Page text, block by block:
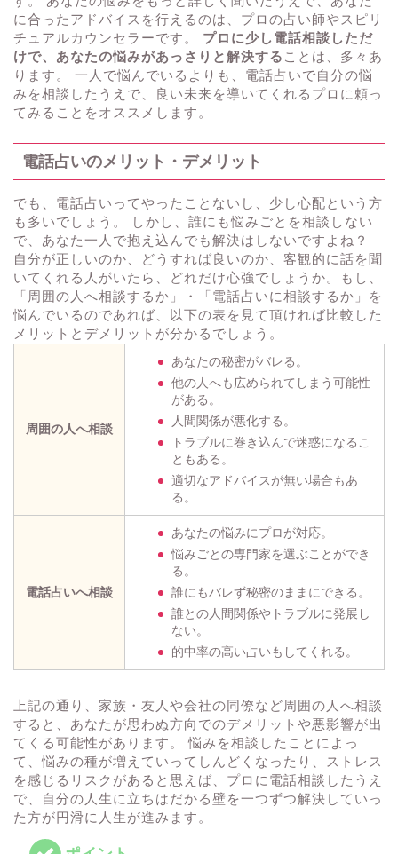
に合ったアドバイスを行えるのは、プロの占い師やスピリ
チュアルカウンセラーです。 プロに少し電話相談しただ
けで、あなたの悩みがあっさりと解決する ことは、多々あ
ります。 一人で悩んでいるよりも、電話占いで自分の悩
みを相談したうえで、良い未来を導いてくれるプロに頼っ
てみることをオススメします。
電話占いのメリット・デメリット
でも、電話占いってやったことないし、少し心配という方
も多いでしょう。 しかし、誰にも悩みごとを相談しない
で、あなた一人で抱え込んでも解決はしないですよね？
自分が正しいのか、どうすれば良いのか、客観的に話を聞
いてくれる人がいたら、どれだけ心強でしょうか。もし、
「周囲の人へ相談するか」・「電話占いに相談するか」を
悩んでいるのであれば、以下の表を見て頂ければ比較した
メリットとデメリットが分かるでしょう。
周囲の人へ相談
あなたの秘密がバレる。
他の人へも広められてしまう可能性
がある。
人間関係が悪化する。
トラブルに巻き込んで迷惑になるこ
ともある。
適切なアドバイスが無い場合もあ
る。
電話占いへ相談
あなたの悩みにプロが対応。
悩みごとの専門家を選ぶことができ
る。
誰にもバレず秘密のままにできる。
誰との人間関係やトラブルに発展し
ない。
的中率の高い占いもしてくれる。
上記の通り、家族・友人や会社の同僚など周囲の人へ相談
すると、あなたが思わぬ方向でのデメリットや悪影響が出
てくる可能性があります。 悩みを相談したことによっ
て、悩みの種が増えていってしんどくなったり、ストレス
を感じるリスクがあると思えば、プロに電話相談したうえ
で、自分の人生に立ちはだかる壁を一つずつ解決していっ
た方が円滑に人生が進みます。